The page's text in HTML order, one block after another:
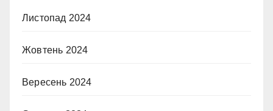
Листопад 2024
Жовтень 2024
Вересень 2024